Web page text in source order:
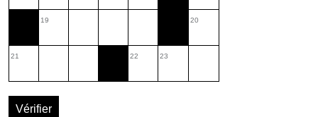
19 20
21 22 23
Vérifier